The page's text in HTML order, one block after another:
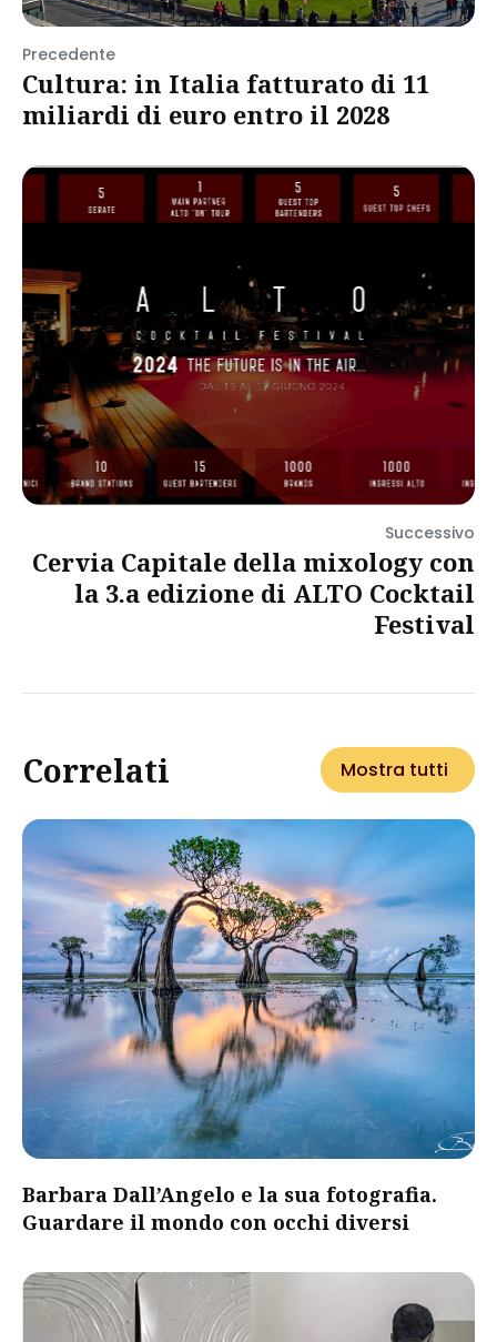
Precedente
Cultura: in Italia fatturato di 11
miliardi di euro entro il 2028
Successivo
Cervia Capitale della mixology con
la 3.a edizione di ALTO Cocktail
Festival
Correlati Mostra tutti
Barbara Dall’Angelo e la sua fotografia.
Guardare il mondo con occhi diversi